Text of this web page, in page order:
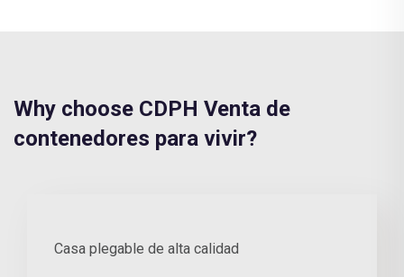
Why choose CDPH Venta de
contenedores para vivir?
Casa plegable de alta calidad